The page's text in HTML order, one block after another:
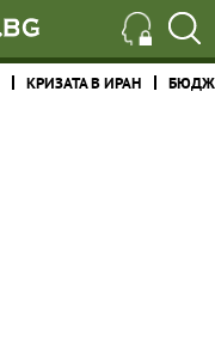
КРИЗАТА В ИРАН